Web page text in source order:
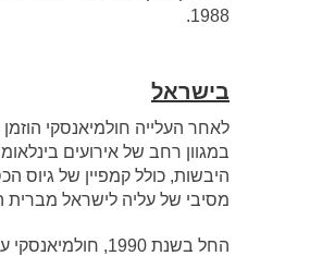
1988.
בישראל
לאחר העלייה חולמיאנסקי
במגוון רחב של אירועים
היבשות, כולל קמפיין של גיוס
מסיבי של עליה לישראל מברית
החל בשנת 1990,